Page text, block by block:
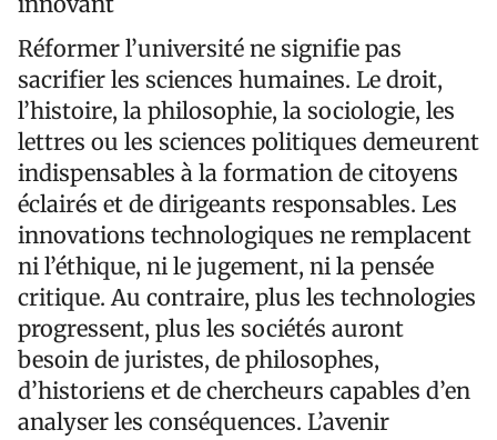
Réformer l’université ne signifie pas
sacrifier les sciences humaines. Le droit,
l’histoire, la philosophie, la sociologie, les
lettres ou les sciences politiques demeurent
indispensables à la formation de citoyens
éclairés et de dirigeants responsables. Les
innovations technologiques ne remplacent
ni l’éthique, ni le jugement, ni la pensée
critique. Au contraire, plus les technologies
progressent, plus les sociétés auront
besoin de juristes, de philosophes,
d’historiens et de chercheurs capables d’en
analyser les conséquences. L’avenir